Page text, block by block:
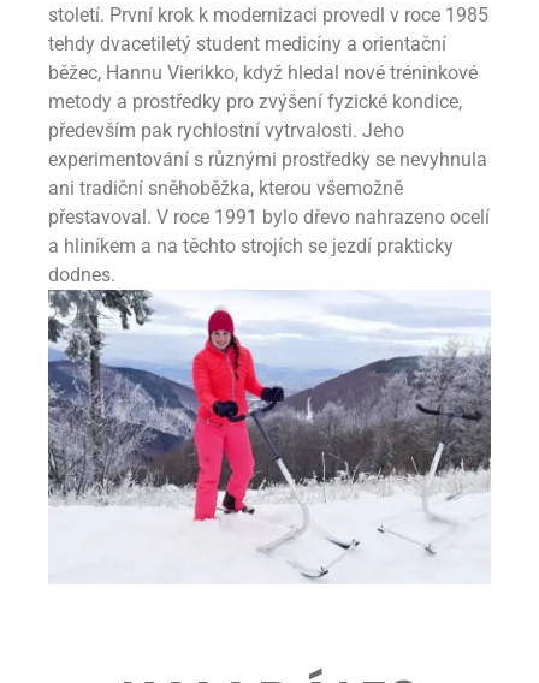
století. První krok k modernizaci provedl v roce 1985
tehdy dvacetiletý student medicíny a orientační
běžec, Hannu Vierikko, když hledal nové tréninkové
metody a prostředky pro zvýšení fyzické kondice,
především pak rychlostní vytrvalosti. Jeho
experimentování s různými prostředky se nevyhnula
ani tradiční sněhoběžka, kterou všemožně
přestavoval. V roce 1991 bylo dřevo nahrazeno ocelí
a hliníkem a na těchto strojích se jezdí prakticky
dodnes.